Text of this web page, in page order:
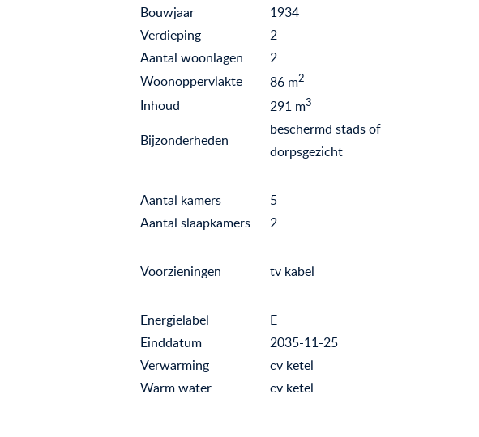
Bouwjaar
1934
Verdieping
2
Aantal woonlagen
2
Woonoppervlakte
86 m2
Inhoud 291 m3
Bijzonderheden
beschermd stads of
dorpsgezicht
Aantal kamers
5
Aantal slaapkamers
2
Voorzieningen tv kabel
Energielabel
E
Einddatum
2035-11-25
Verwarming
cv ketel
Warm water
cv ketel